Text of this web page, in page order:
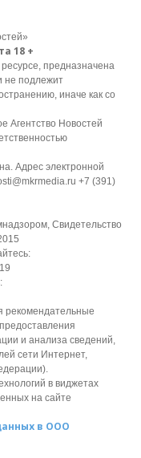
18 +
предназначена
не подлежит
иначе как со
Агентство Новостей
Адрес электронной
+7 (391)
Свидетельство
рекомендательные
и анализа сведений,
сети Интернет,
в виджетах
на сайте
в ООО